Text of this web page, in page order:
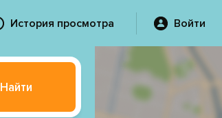
История просмотра Войти
Найти